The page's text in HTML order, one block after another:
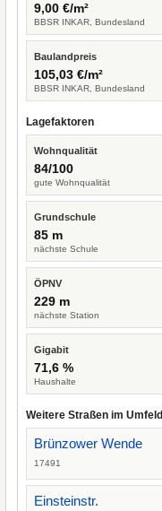
9,00 €/m²
BBSR INKAR, Bundesland
Baulandpreis
105,03 €/m²
BBSR INKAR, Bundesland
Lagefaktoren
Wohnqualität
84/100
gute Wohnqualität
Grundschule
85 m
nächste Schule
ÖPNV
229 m
nächste Station
Gigabit
71,6 %
Haushalte
Weitere Straßen im Umfeld
Brünzower Wende
17491
Einsteinstr.